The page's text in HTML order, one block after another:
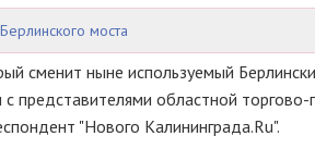
моста
сменит ныне используемый
с представителями областной
"Нового Калининграда.Ru".